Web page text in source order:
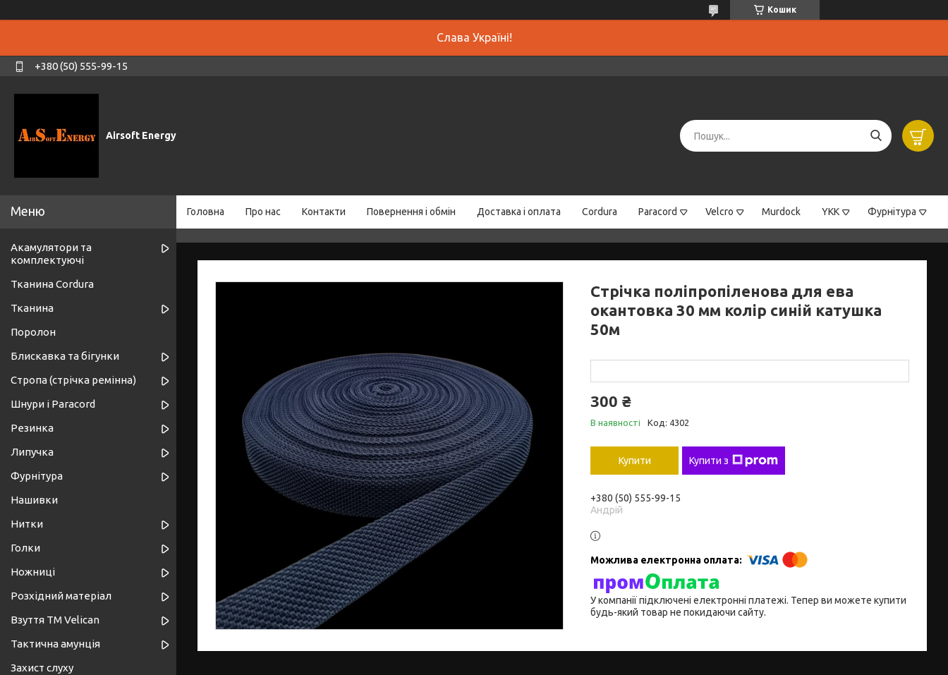
Кошик
Слава Україні!
+380 (50) 555-99-15
Airsoft Energy
Головна Про нас Контакти Повернення і обмін Доставка і оплата Cordura Paracord Velcro Murdock YKK Фурнітура
Стрічка поліпропіленова для ева
окантовка 30 мм колір синій катушка
50м
300 ₴
В наявності Код: 4302
Купити Купити з
+380 (50) 555-99-15
Андрій
У компанії підключені електронні платежі. Тепер ви можете купити
будь-який товар не покидаючи сайту.
Акамулятори та
комплектуючі
Тканина Cordura
Тканина
Поролон
Блискавка та бігунки
Стропа (стрічка ремінна)
Шнури і Paracord
Резинка
Липучка
Фурнітура
Нашивки
Нитки
Голки
Ножниці
Розхідний матеріал
Взуття ТМ Velican
Тактична амунція
Захист слуху